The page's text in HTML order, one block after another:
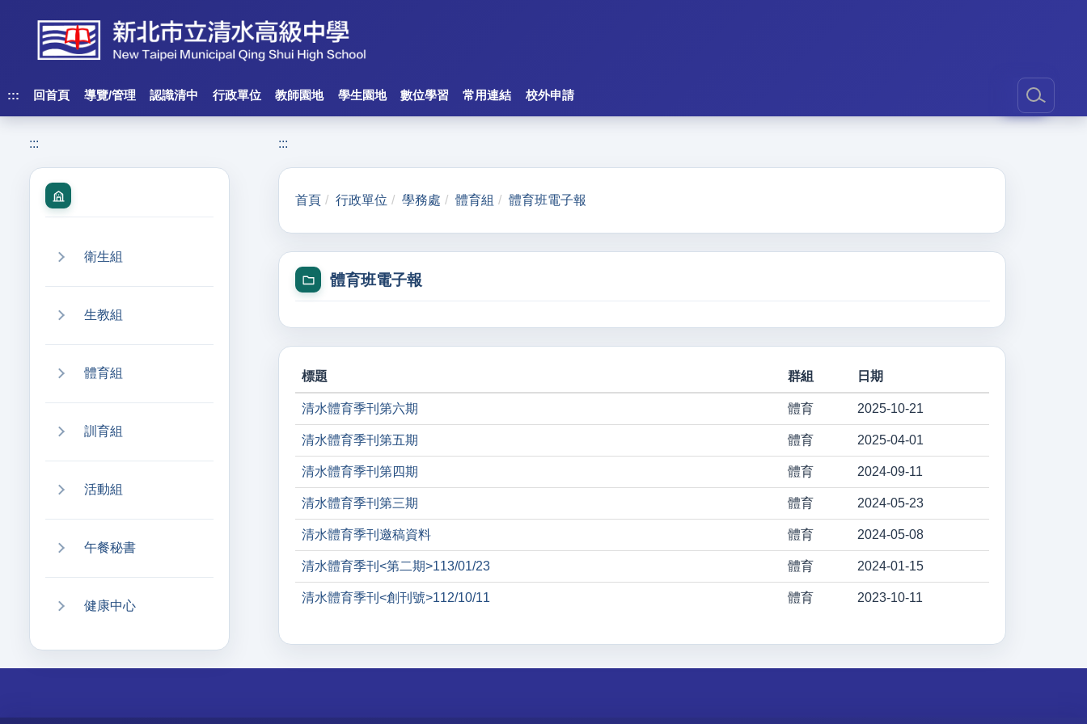
內
::: 回首頁 導覽/管理 認識清中 行政單位 教師園地 學生園地 數位學習 常用連結 校外申請
:::
衛生組
生教組
體育組
訓育組
活動組
午餐秘書
健康中心
:::
首頁 行政單位 學務處 體育組 體育班電子報
體育班電子報
標題 群組 日期
清水體育季刊第六期 體育 2025-10-21
清水體育季刊第五期 體育 2025-04-01
清水體育季刊第四期 體育 2024-09-11
清水體育季刊第三期 體育 2024-05-23
清水體育季刊邀稿資料 體育 2024-05-08
清水體育季刊<第二期>113/01/23 體育 2024-01-15
清水體育季刊<創刊號>112/10/11 體育 2023-10-11